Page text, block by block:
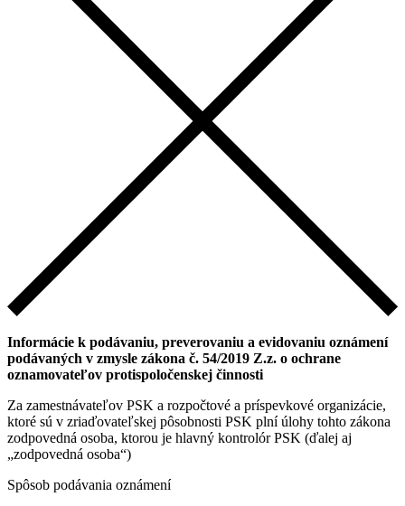
Informácie k podávaniu, preverovaniu a evidovaniu oznámení
podávaných v zmysle zákona č. 54/2019 Z.z. o ochrane
oznamovateľov protispoločenskej činnosti
Za zamestnávateľov PSK a rozpočtové a príspevkové organizácie,
ktoré sú v zriaďovateľskej pôsobnosti PSK plní úlohy tohto zákona
zodpovedná osoba, ktorou je hlavný kontrolór PSK (ďalej aj
„zodpovedná osoba“)
Spôsob podávania oznámení